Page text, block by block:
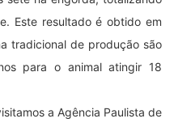
Este resultado é obtido em
tradicional de produção são
para o animal atingir 18
a Agência Paulista de